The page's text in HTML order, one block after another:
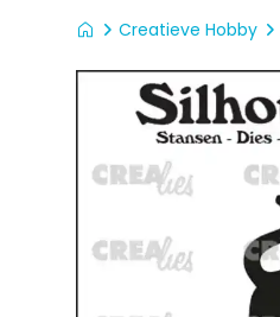
Creatieve Hobby